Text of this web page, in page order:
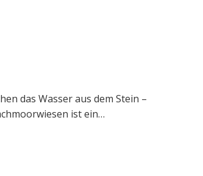
das Wasser aus dem Stein –
ist ein…